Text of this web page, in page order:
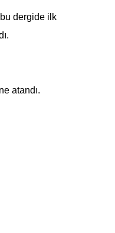
bu dergide ilk
atandı.